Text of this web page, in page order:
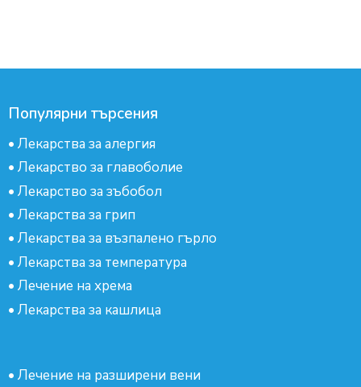
Популярни търсения
• Лекарства за алергия
• Лекарство за главоболие
• Лекарство за зъбобол
• Лекарства за грип
• Лекарства за възпалено гърло
• Лекарства за температура
• Лечение на хрема
• Лекарства за кашлица
• Лечение на разширени вени